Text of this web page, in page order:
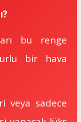
bu renge
bir hava
veya sadece